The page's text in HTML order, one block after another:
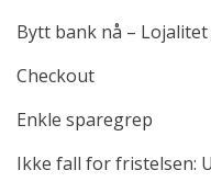
Bytt bank nå –
Checkout
Enkle sparegrep
Ikke fall for fristelsen: